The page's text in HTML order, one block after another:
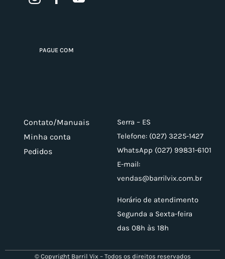
PAGUE COM
Contato/Manuais
Minha conta
Pedidos
Serra – ES
Telefone: (027) 3225-1427
WhatsApp (027) 99831-6101
E-mail:
vendas@barrilvix.com.br
Horário de atendimento
Segunda a Sexta-feira
das 08h às 18h
© Copyright Barril Vix – Todos os direitos reservados